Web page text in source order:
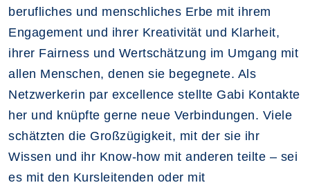
berufliches und menschliches Erbe mit ihrem
Engagement und ihrer Kreativität und Klarheit,
ihrer Fairness und Wertschätzung im Umgang mit
allen Menschen, denen sie begegnete. Als
Netzwerkerin par excellence stellte Gabi Kontakte
her und knüpfte gerne neue Verbindungen. Viele
schätzten die Großzügigkeit, mit der sie ihr
Wissen und ihr Know-how mit anderen teilte – sei
es mit den Kursleitenden oder mit